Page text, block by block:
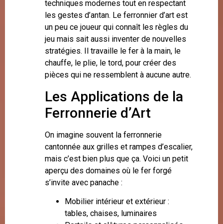
techniques modernes tout en respectant
les gestes d’antan. Le ferronnier d’art est
un peu ce joueur qui connaît les règles du
jeu mais sait aussi inventer de nouvelles
stratégies. Il travaille le fer à la main, le
chauffe, le plie, le tord, pour créer des
pièces qui ne ressemblent à aucune autre.
Les Applications de la
Ferronnerie d’Art
On imagine souvent la ferronnerie
cantonnée aux grilles et rampes d’escalier,
mais c’est bien plus que ça. Voici un petit
aperçu des domaines où le fer forgé
s’invite avec panache :
Mobilier intérieur et extérieur :
tables, chaises, luminaires